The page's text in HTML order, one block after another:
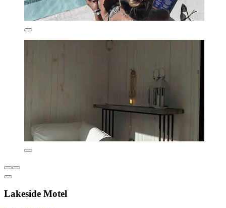
Lakeside Motel